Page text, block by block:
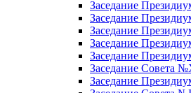
Заседание
Заседание
Заседание
Заседание
Заседание
Заседание Совета
Заседание